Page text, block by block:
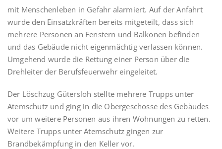
mit Menschenleben in Gefahr alarmiert. Auf der Anfahrt
wurde den Einsatzkräften bereits mitgeteilt, dass sich
mehrere Personen an Fenstern und Balkonen befinden
und das Gebäude nicht eigenmächtig verlassen können.
Umgehend wurde die Rettung einer Person über die
Drehleiter der Berufsfeuerwehr eingeleitet.
Der Löschzug Gütersloh stellte mehrere Trupps unter
Atemschutz und ging in die Obergeschosse des Gebäudes
vor um weitere Personen aus ihren Wohnungen zu retten.
Weitere Trupps unter Atemschutz gingen zur
Brandbekämpfung in den Keller vor.